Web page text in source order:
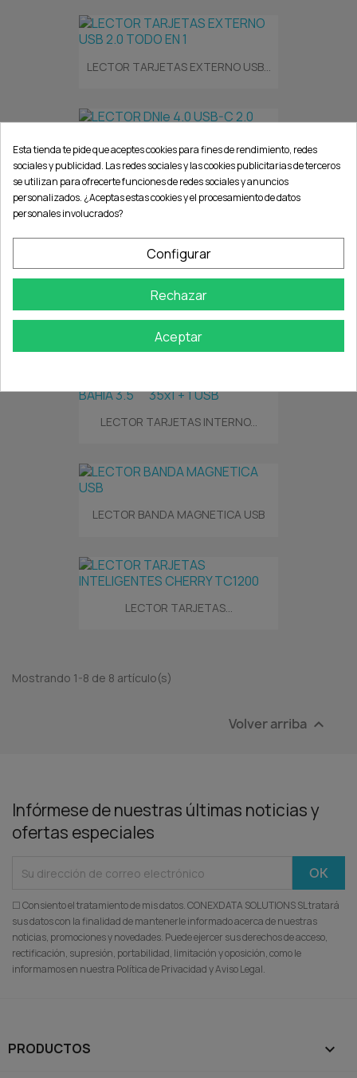
LECTOR TARJETAS EXTERNO USB...
LECTOR DNIe 4.0 USB-C 2.0
LECTOR TARJETAS EXTERNO USB...
LECTOR TARJETAS EXTERNO...
LECTOR TARJETAS INTERNO...
LECTOR BANDA MAGNETICA USB
LECTOR TARJETAS...
Mostrando 1-8 de 8 artículo(s)
Volver arriba 
Infórmese de nuestras últimas noticias y
ofertas especiales
☐ Consiento el tratamiento de mis datos. CONEXDATA SOLUTIONS SL tratará
sus datos con la finalidad de mantenerle informado acerca de nuestras
noticias, promociones y novedades. Puede ejercer sus derechos de acceso,
rectificación, supresión, portabilidad, limitación y oposición, como le
informamos en nuestra Política de Privacidad y Aviso Legal.
PRODUCTOS 
Esta tienda te pide que aceptes cookies para fines de rendimiento, redes
sociales y publicidad. Las redes sociales y las cookies publicitarias de terceros
se utilizan para ofrecerte funciones de redes sociales y anuncios
personalizados. ¿Aceptas estas cookies y el procesamiento de datos
personales involucrados?
Configurar
Rechazar
Aceptar